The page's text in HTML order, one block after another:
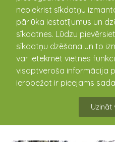
nepiekrist sīkdatņu
pārlūka iestatījumus un
sīkdatnes. Lūdzu
sīkdatņu dzēšana un to
var ietekmēt vietnes
visaptveroša informācija
ierobežot ir pieejams
Taku
vasaras posms
15.06.2018 19:00